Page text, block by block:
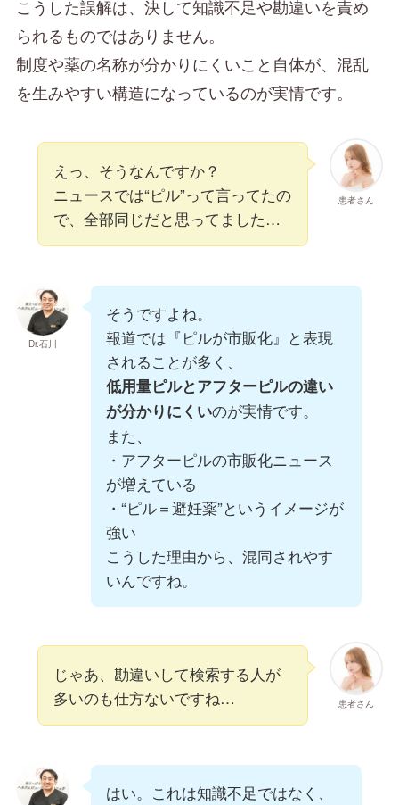
こうした誤解は、決して知識不足や勘違いを責め
られるものではありません。
制度や薬の名称が分かりにくいこと自体が、混乱
を生みやすい構造になっているのが実情です。
患者さん
えっ、そうなんですか？
ニュースでは“ピル”って言ってたの
で、全部同じだと思ってました…
Dr.石川
そうですよね。
報道では『ピルが市販化』と表現
されることが多く、
低用量ピルとアフターピルの違い
が分かりにくいのが実情です。
また、
・アフターピルの市販化ニュース
が増えている
・“ピル＝避妊薬”というイメージが
強い
こうした理由から、混同されやす
いんですね。
患者さん
じゃあ、勘違いして検索する人が
多いのも仕方ないですね…
はい。これは知識不足ではなく、